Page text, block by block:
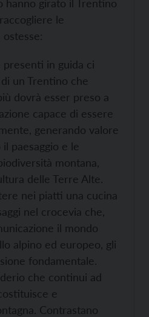
hanno girato il Trentino
le
presenti in guida ci
un Trentino che
dovrà esser preso a
capace di essere
generando valore
paesaggio e le
montana,
delle Terre Alte.
nei piatti una cucina
nel crocevia che,
il mondo
alpino ed europeo, gli
fondamentale.
che continui ad
e
Contrastano